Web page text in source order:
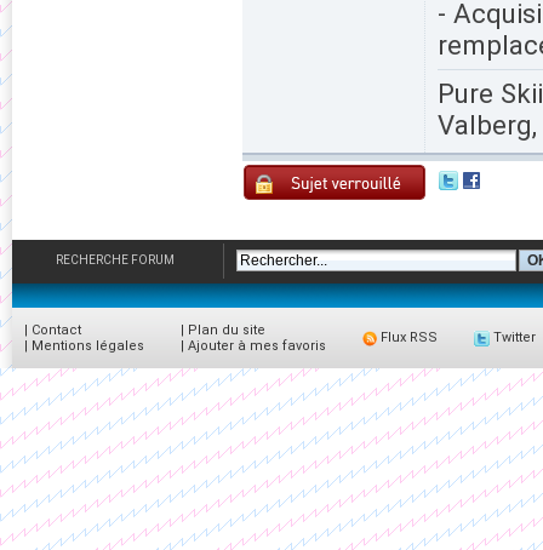
-
Pure
RECHERCHE FORUM
| Contact
| Mentions légales
| Plan du site
| Ajouter à mes favoris
Flux RSS Twitter